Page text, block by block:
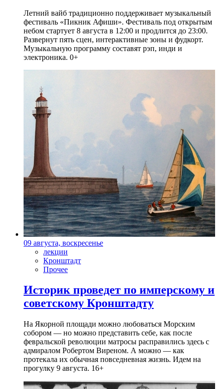
Летний вайб традиционно поддерживает музыкальный
фестиваль «Пикник Афиши». Фестиваль под открытым
небом стартует 8 августа в 12:00 и продлится до 23:00.
Развернут пять сцен, интерактивные зоны и фудкорт.
Музыкальную программу составят рэп, инди и
электроника. 0+
09 августа, воскресенье
лекции
Кронштадт
Прочее
Историк проведет по имперскому и
советскому Кронштадту
На Якорной площади можно любоваться Морским
собором — но можно представить себе, как после
февральской революции матросы расправились здесь с
адмиралом Робертом Виреном. А можно — как
протекала их обычная повседневная жизнь. Идем на
прогулку 9 августа. 16+